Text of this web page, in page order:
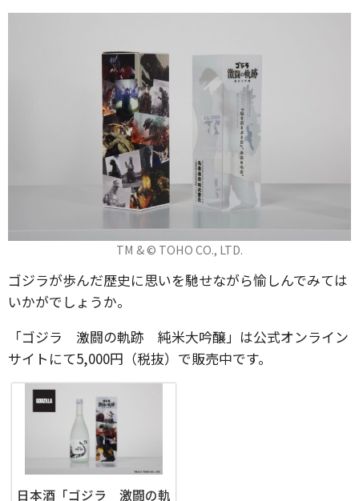
TM & © TOHO CO., LTD.
ゴジラが歩んだ歴史に思いを馳せながら愉しんでみては
いかがでしょうか。
「ゴジラ 激闘の軌跡 純米大吟醸」は公式オンライン
サイトにて5,000円（税抜）で販売中です。
日本酒「ゴジラ 激闘の軌